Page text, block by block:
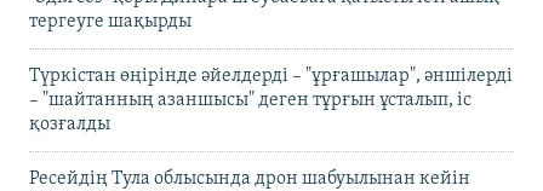
тергеуге шақырды
Түркістан өңірінде әйелдерді – "ұрғашылар", әншілерді
– "шайтанның азаншысы" деген тұрғын ұсталып, іс
қозғалды
Ресейдің Тула облысында дрон шабуылынан кейін